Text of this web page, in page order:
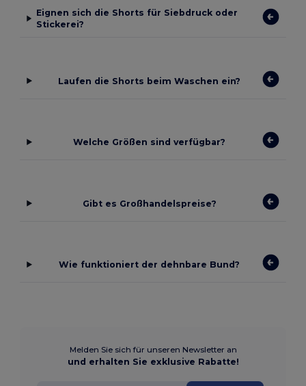
Eignen sich die Shorts für Siebdruck oder
Stickerei?
Laufen die Shorts beim Waschen ein?
Welche Größen sind verfügbar?
Gibt es Großhandelspreise?
Wie funktioniert der dehnbare Bund?
Melden Sie sich für unseren Newsletter an
und erhalten Sie exklusive Rabatte!